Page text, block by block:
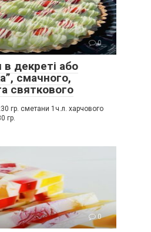
0
декреті або
смачного,
святкового
гр. сметани 1ч.л. харчового
гр.
0